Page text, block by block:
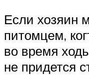
Если хозяин
питомцем,
во время
не придется